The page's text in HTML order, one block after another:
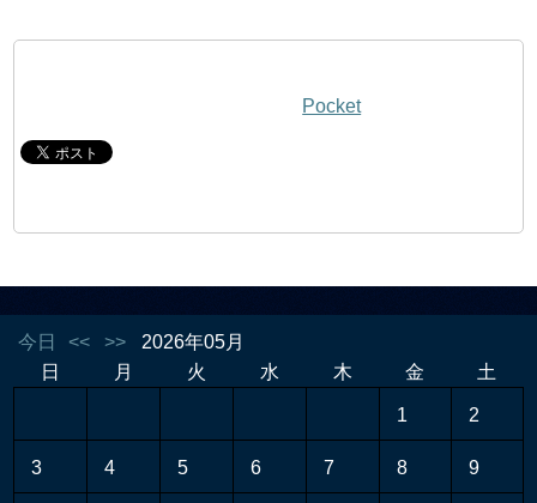
Pocket
今日 << >>
2026年05月
日
月 火 水 木 金 土
1 2
3 4 5 6 7 8 9